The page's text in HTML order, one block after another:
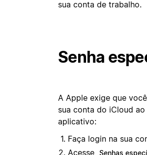
sua conta de trabalho.
Senha
A Apple exige que
sua conta do iCloud
aplicativo:
Faça login na sua
Acesse Senhas